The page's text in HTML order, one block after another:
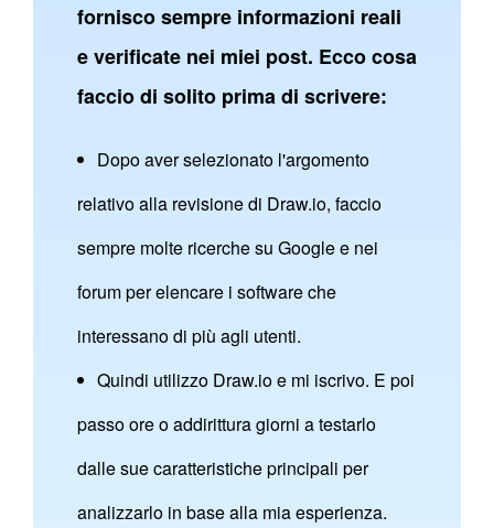
fornisco sempre informazioni reali
e verificate nei miei post. Ecco cosa
faccio di solito prima di scrivere:
Dopo aver selezionato l'argomento
relativo alla revisione di Draw.io, faccio
sempre molte ricerche su Google e nei
forum per elencare i software che
interessano di più agli utenti.
Quindi utilizzo Draw.io e mi iscrivo. E poi
passo ore o addirittura giorni a testarlo
dalle sue caratteristiche principali per
analizzarlo in base alla mia esperienza.